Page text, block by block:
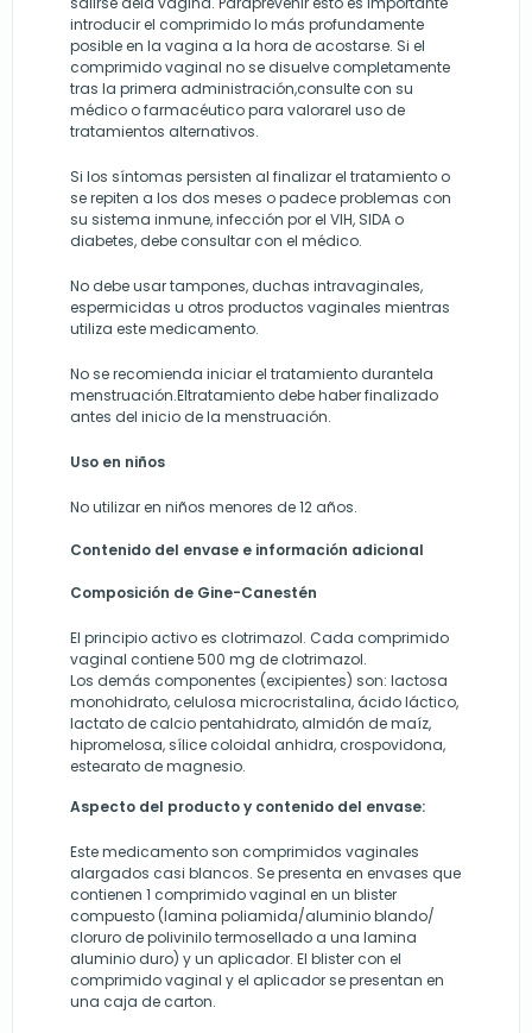
introducir el comprimido lo más profundamente
posible en la vagina a la hora de acostarse. Si el
comprimido vaginal no se disuelve completamente
tras la primera administración,consulte con su
médico o farmacéutico para valorarel uso de
tratamientos alternativos.
Si los síntomas persisten al finalizar el tratamiento o
se repiten a los dos meses o padece problemas con
su sistema inmune, infección por el VIH, SIDA o
diabetes, debe consultar con el médico.
No debe usar tampones, duchas intravaginales,
espermicidas u otros productos vaginales mientras
utiliza este medicamento.
No se recomienda iniciar el tratamiento durantela
menstruación.Eltratamiento debe haber finalizado
antes del inicio de la menstruación.
Uso en niños
No utilizar en niños menores de 12 años.
Contenido del envase e información adicional
Composición de Gine-Canestén
El principio activo es clotrimazol. Cada comprimido
vaginal contiene 500 mg de clotrimazol.
Los demás componentes (excipientes) son: lactosa
monohidrato, celulosa microcristalina, ácido láctico,
lactato de calcio pentahidrato, almidón de maíz,
hipromelosa, sílice coloidal anhidra, crospovidona,
estearato de magnesio.
Aspecto del producto y contenido del envase:
Este medicamento son comprimidos vaginales
alargados casi blancos. Se presenta en envases que
contienen 1 comprimido vaginal en un blister
compuesto (lamina poliamida/aluminio blando/
cloruro de polivinilo termosellado a una lamina
aluminio duro) y un aplicador. El blister con el
comprimido vaginal y el aplicador se presentan en
una caja de carton.